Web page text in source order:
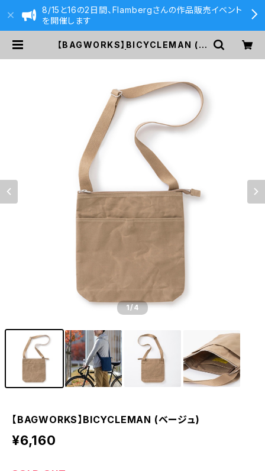
8/15と16の2日間、Flambergさんの作品販売イベント
を開催します
【BAGWORKS】BICYCLEMAN (ベ
1/4
【BAGWORKS】BICYCLEMAN (ベージュ)
¥6,160